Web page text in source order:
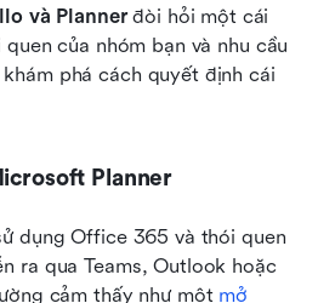
và Planner đòi hỏi một cái
của nhóm bạn và nhu cầu
phá cách quyết định cái
Planner
dụng Office 365 và thói quen
ra qua Teams, Outlook hoặc
cảm thấy như một mở